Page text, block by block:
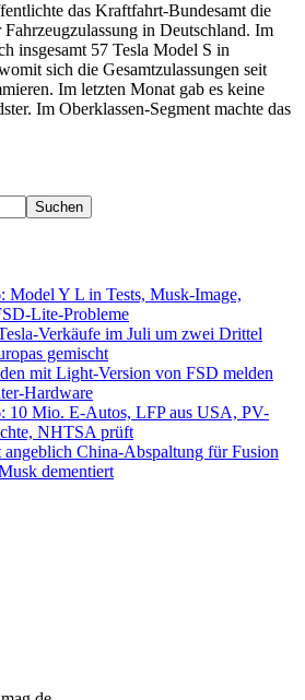
das Kraftfahrt-Bundesamt die
in Deutschland. Im
insgesamt 57 Tesla Model S in
sich die Gesamtzulassungen seit
Im letzten Monat gab es keine
Im Oberklassen-Segment machte das
Model Y L in Tests, Musk-Image,
Lite-Probleme
Verkäufe im Juli um zwei Drittel
gemischt
mit Light-Version von FSD melden
Hardware
10 Mio. E-Autos, LFP aus USA, PV-
NHTSA prüft
China-Abspaltung für Fusion
dementiert